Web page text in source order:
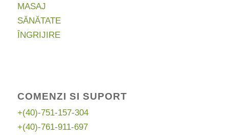
MASAJ
SĂNĂTATE
ÎNGRIJIRE
COMENZI SI SUPORT
+(40)-751-157-304
+(40)-761-911-697